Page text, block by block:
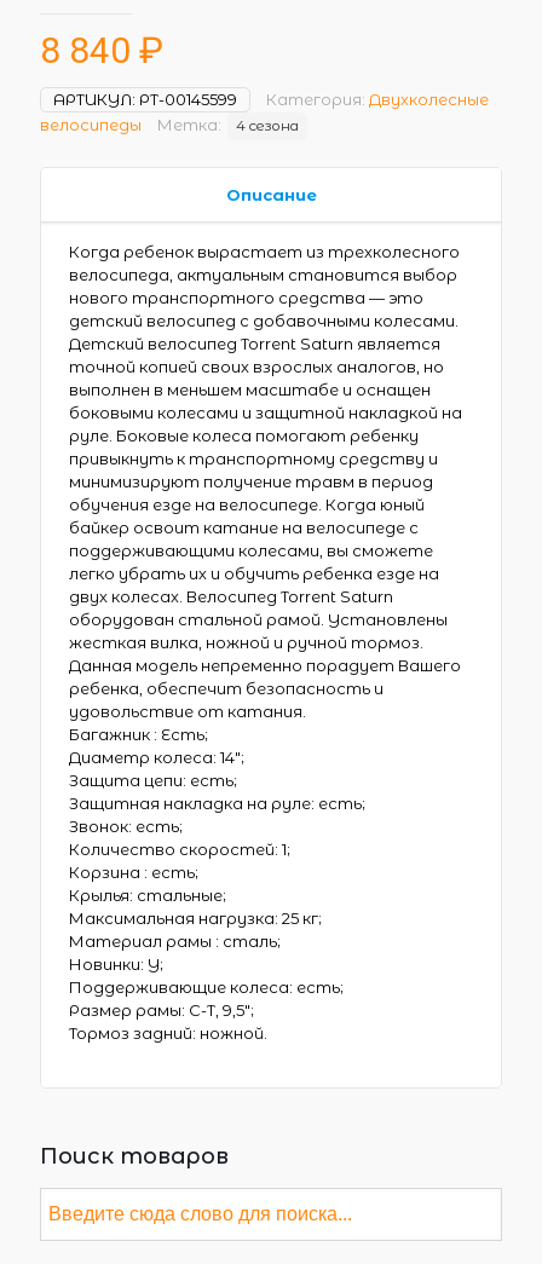
8 840 ₽
АРТИКУЛ: РТ-00145599 Категория: Двухколесные
велосипеды
Метка: 4 сезона
Описание
Когда ребенок вырастает из трехколесного
велосипеда, актуальным становится выбор
нового транспортного средства — это
детский велосипед с добавочными колесами.
Детский велосипед Torrent Saturn является
точной копией своих взрослых аналогов, но
выполнен в меньшем масштабе и оснащен
боковыми колесами и защитной накладкой на
руле. Боковые колеса помогают ребенку
привыкнуть к транспортному средству и
минимизируют получение травм в период
обучения езде на велосипеде. Когда юный
байкер освоит катание на велосипеде с
поддерживающими колесами, вы сможете
легко убрать их и обучить ребенка езде на
двух колесах. Велосипед Torrent Saturn
оборудован стальной рамой. Установлены
жесткая вилка, ножной и ручной тормоз.
Данная модель непременно порадует Вашего
ребенка, обеспечит безопасность и
удовольствие от катания.
Багажник : Есть;
Диаметр колеса: 14″;
Защита цепи: есть;
Защитная накладка на руле: есть;
Звонок: есть;
Количество скоростей: 1;
Корзина : есть;
Крылья: стальные;
Максимальная нагрузка: 25 кг;
Материал рамы : сталь;
Новинки: Y;
Поддерживающие колеса: есть;
Размер рамы: С-Т, 9,5″;
Тормоз задний: ножной.
Поиск товаров